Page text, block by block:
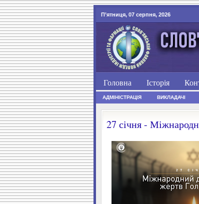
П’ятниця, 07 серпня, 2026
Головна Історія
АДМІНІСТРАЦІЯ ВИКЛАДАЧІ
27 січня -